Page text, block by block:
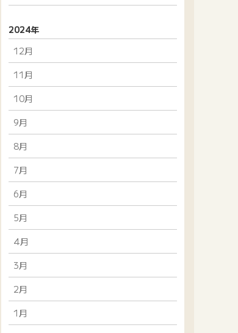
2024年
12月
11月
10月
9月
8月
7月
6月
5月
4月
3月
2月
1月